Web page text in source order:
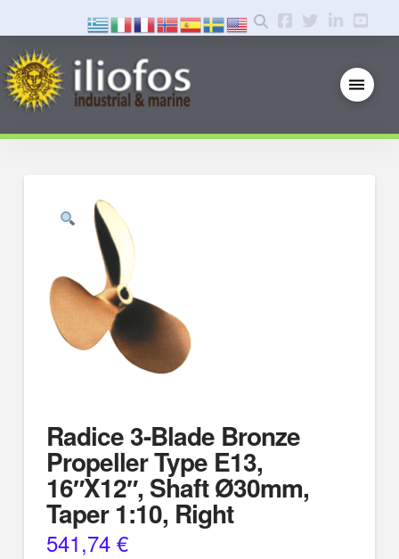
Radice 3-Blade Bronze
Propeller Type E13,
16″X12″, Shaft Ø30mm,
Taper 1:10, Right
541,74 €